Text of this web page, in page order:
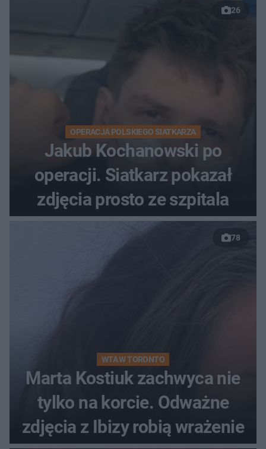
26
OPERACJA POLSKIEGO SIATKARZA
Jakub Kochanowski po
operacji. Siatkarz pokazał
zdjęcia prosto ze szpitala
78
WTA W TORONTO
Marta Kostiuk zachwyca nie
tylko na korcie. Odważne
zdjęcia z Ibizy robią wrażenie